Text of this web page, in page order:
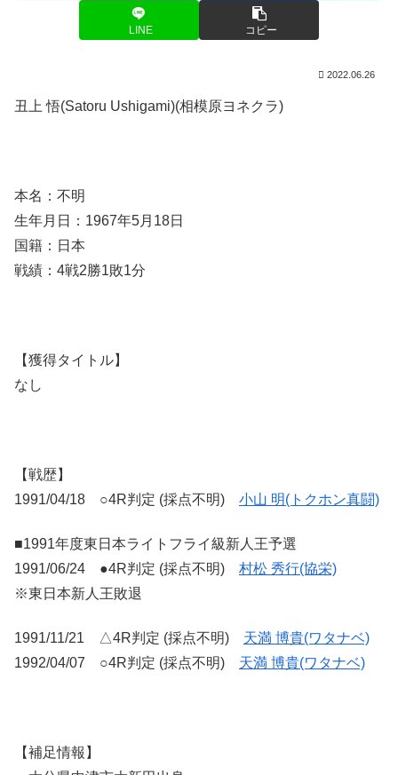
LINE コピー
2022.06.26
丑上 悟(Satoru Ushigami)(相模原ヨネクラ)
本名：不明
生年月日：1967年5月18日
国籍：日本
戦績：4戦2勝1敗1分
【獲得タイトル】
なし
【戦歴】
1991/04/18 ○4R判定 (採点不明) 小山 明(トクホン真闘)
■1991年度東日本ライトフライ級新人王予選
1991/06/24 ●4R判定 (採点不明) 村松 秀行(協栄)
※東日本新人王敗退
1991/11/21 △4R判定 (採点不明) 天満 博貴(ワタナベ)
1992/04/07 ○4R判定 (採点不明) 天満 博貴(ワタナベ)
【補足情報】